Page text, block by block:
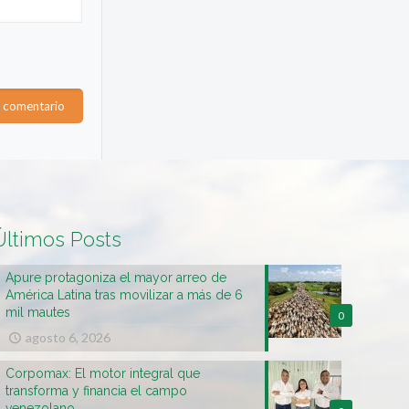
Posts
0
Apure protagoniza el mayor arreo de
América Latina tras movilizar a más de 6
mil mautes
agosto 6, 2026
Corpomax: El motor integral que
transforma y financia el campo